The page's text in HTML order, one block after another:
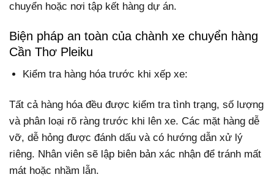
chuyển hoặc nơi tập kết hàng dự án.
Biện pháp an toàn của chành xe chuyển hàng
Cần Thơ Pleiku
Kiểm tra hàng hóa trước khi xếp xe:
Tất cả hàng hóa đều được kiểm tra tình trạng, số lượng
và phân loại rõ ràng trước khi lên xe. Các mặt hàng dễ
vỡ, dễ hỏng được đánh dấu và có hướng dẫn xử lý
riêng. Nhân viên sẽ lập biên bản xác nhận để tránh mất
mát hoặc nhầm lẫn.